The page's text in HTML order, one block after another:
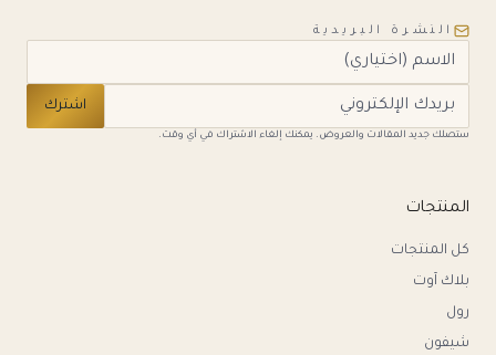
النشرة البريدية
اشترك
ستصلك جديد المقالات والعروض. يمكنك إلغاء الاشتراك في أي وقت.
المنتجات
كل المنتجات
بلاك آوت
رول
شيفون